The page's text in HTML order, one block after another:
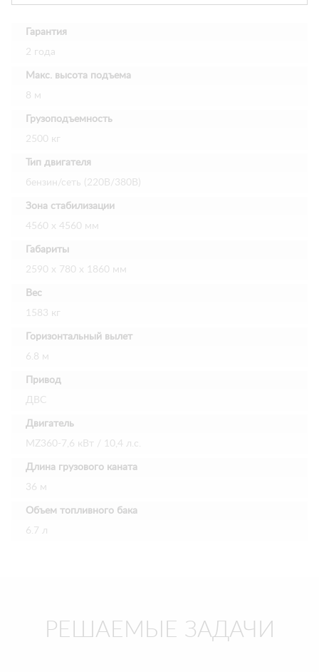
Гарантия
2 года
Макс. высота подъема
8 м
Грузоподъемность
2500 кг
Тип двигателя
бензин/сеть (220В/380В)
Зона стабилизации
4560 x 4560 мм
Габариты
2590 x 780 x 1860 мм
Вес
1583 кг
Горизонтальный вылет
6.8 м
Привод
ДВС
Двигатель
MZ360-7,6 кВт / 10,4 л.с.
Длина грузового каната
36 м
Объем топливного бака
6.7 л
РЕШАЕМЫЕ ЗАДАЧИ